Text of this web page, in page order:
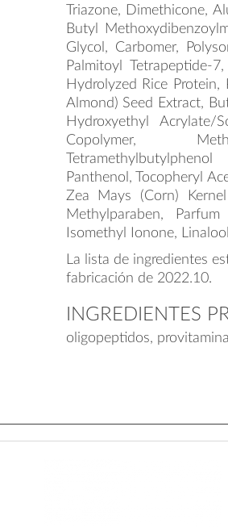
Triazone, Dimethicone,
Butyl
Glycol, Carbomer,
Palmitoyl Tetrapeptide-
Hydrolyzed Rice
Almond) Seed Extract,
Hydroxyethyl Acrylate/
Copolymer,
Panthenol, Tocopheryl
Zea Mays (Corn)
Methylparaben,
Isomethyl Ionone,
La lista de ingredientes
fabricación de 2022.10.
INGREDIENTES
oligopeptidos,